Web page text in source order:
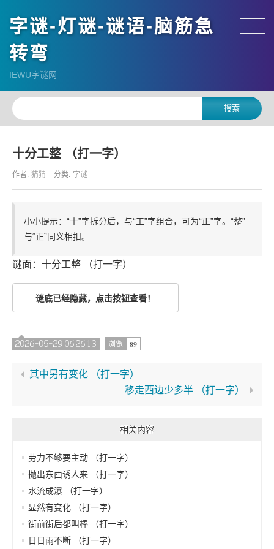
字谜-灯谜-谜语-脑筋急
转弯
IEWU字谜网
十分工整 （打一字）
作者: 猜猜 分类: 字谜
小小提示：“十”字拆分后，与“工”字组合，可为“正”字。“整”
与“正”同义相扣。
谜面：十分工整 （打一字）
谜底已经隐藏，点击按钮查看！
2026-05-29 06:26:13 浏览 89
其中另有变化 （打一字）
移走西边少多半 （打一字）
相关内容
劳力不够要主动 （打一字）
抛出东西诱人来 （打一字）
水流成瀑 （打一字）
显然有变化 （打一字）
街前街后都叫棒 （打一字）
日日雨不断 （打一字）